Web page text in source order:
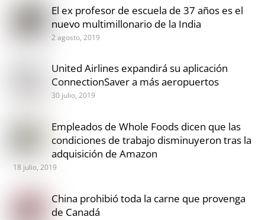
El ex profesor de escuela de 37 años es el
nuevo multimillonario de la India
2 agosto, 2019
United Airlines expandirá su aplicación
ConnectionSaver a más aeropuertos
30 julio, 2019
Empleados de Whole Foods dicen que las
condiciones de trabajo disminuyeron tras la
adquisición de Amazon
18 julio, 2019
China prohibió toda la carne que provenga
de Canadá